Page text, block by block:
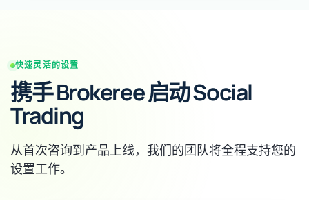
快速灵活的设置
携手 Brokeree 启动 Social
Trading
从首次咨询到产品上线，我们的团队将全程支持您的
设置工作。